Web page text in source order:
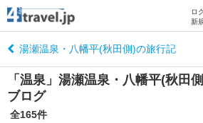
ロ
新
湯瀬温泉・八幡平(秋田側)の旅行記
「温泉」湯瀬温泉・八幡平(秋田
ブログ
全165件